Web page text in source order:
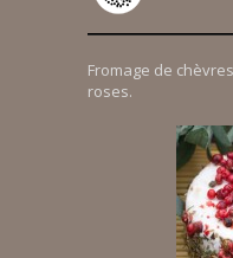
Fromage de
roses.